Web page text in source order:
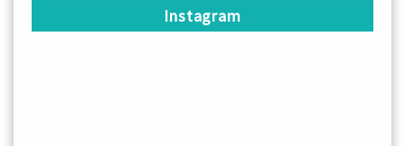
Instagram